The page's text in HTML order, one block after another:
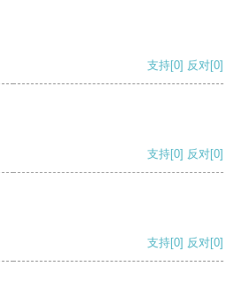
支持[0] 反对[0]
支持[0] 反对[0]
支持[0] 反对[0]